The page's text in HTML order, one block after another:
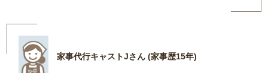
家事代行キャストJさん (家事歴15年)